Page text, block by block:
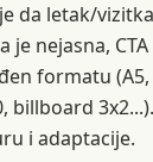
da letak/
je nejasna,
formatu (A5,
billboard
i adaptacije.